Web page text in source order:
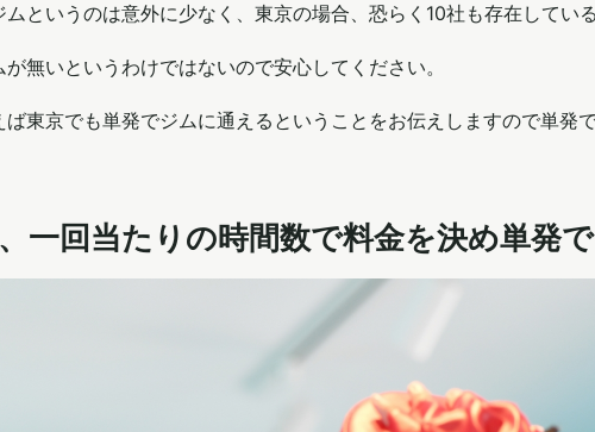
というのは意外に少なく、東京の場合、恐らく10社も存在してい
無いというわけではないので安心してください。
東京でも単発でジムに通えるということをお伝えしますので単発
一回当たりの時間数で料金を決め単発